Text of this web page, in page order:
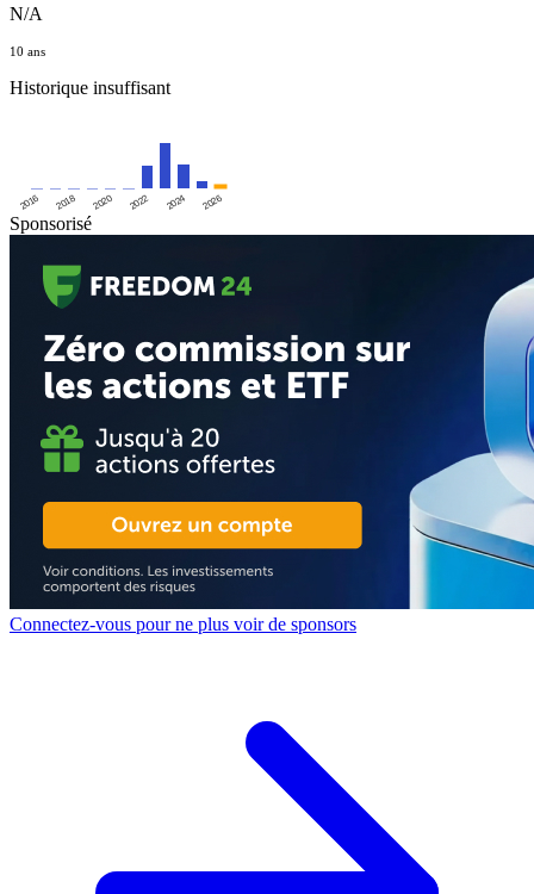
N/A
10 ans
Historique insuffisant
2016 2018 2020 2022 2024 2026
Sponsorisé
Connectez-vous pour ne plus voir de sponsors